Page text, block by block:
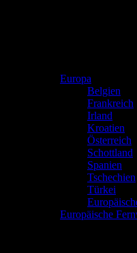
Europa
Belgien
Frankreich
Irland
Kroatien
Österreich
Schottland
Spanien
Tschechien
Türkei
Europäische